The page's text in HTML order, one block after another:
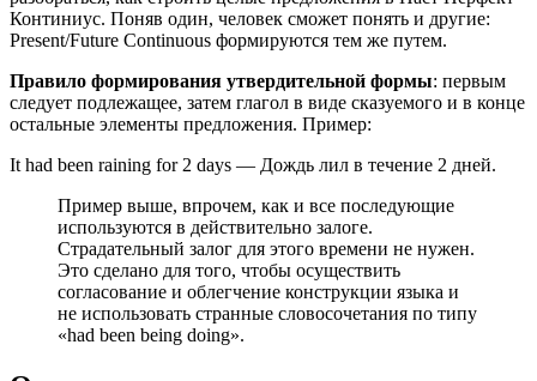
Континиус. Поняв один, человек сможет понять и другие:
Present/Future Continuous формируются тем же путем.
Правило формирования утвердительной формы: первым
следует подлежащее, затем глагол в виде сказуемого и в конце
остальные элементы предложения. Пример:
It had been raining for 2 days — Дождь лил в течение 2 дней.
Пример выше, впрочем, как и все последующие
используются в действительно залоге.
Страдательный залог для этого времени не нужен.
Это сделано для того, чтобы осуществить
согласование и облегчение конструкции языка и
не использовать странные словосочетания по типу
«had been being doing».